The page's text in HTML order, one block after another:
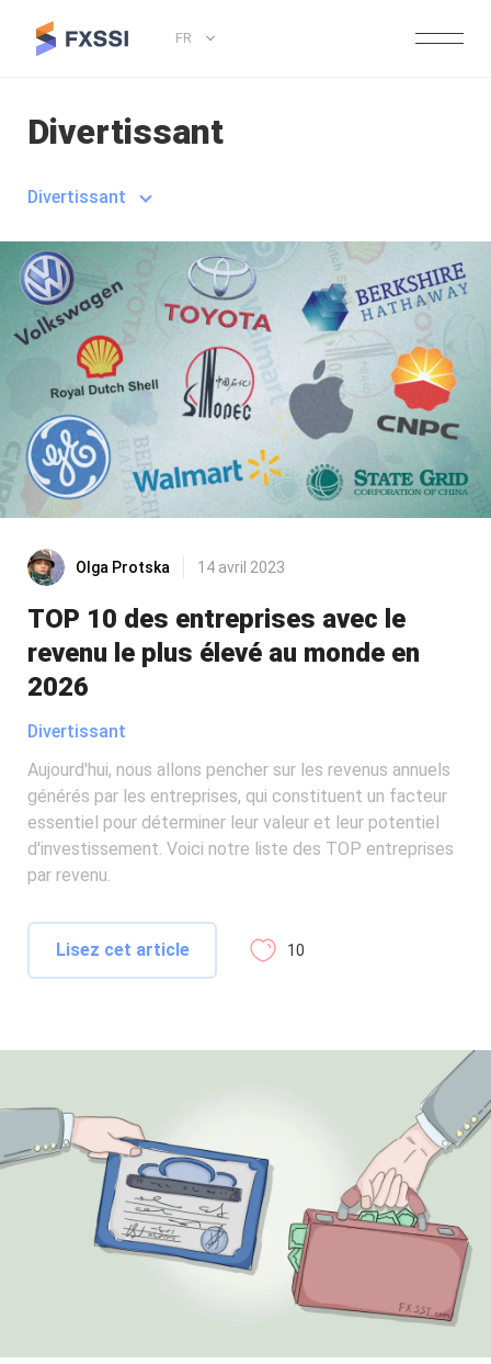
FR
Divertissant
Divertissant
Olga Protska 14 avril 2023
TOP 10 des entreprises avec le
revenu le plus élevé au monde en
2026
Divertissant
Aujourd'hui, nous allons pencher sur les revenus annuels
générés par les entreprises, qui constituent un facteur
essentiel pour déterminer leur valeur et leur potentiel
d'investissement. Voici notre liste des TOP entreprises
par revenu.
Lisez cet article 10